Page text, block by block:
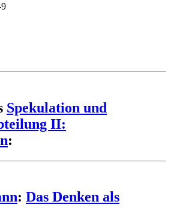
Spekulation und
II:
:
: Das Denken als